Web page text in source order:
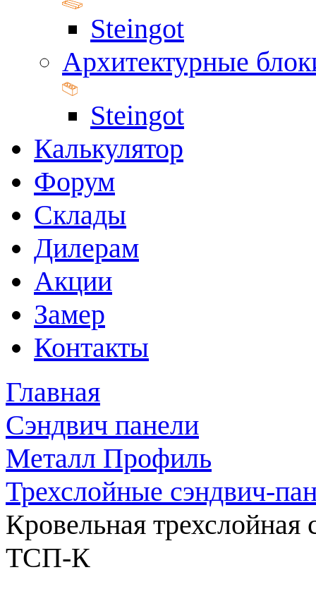
Steingot
Архитектурные
Steingot
Калькулятор
Форум
Склады
Дилерам
Акции
Замер
Контакты
Главная
Сэндвич панели
Металл Профиль
Трехслойные сэндвич-
Кровельная
ТСП-К